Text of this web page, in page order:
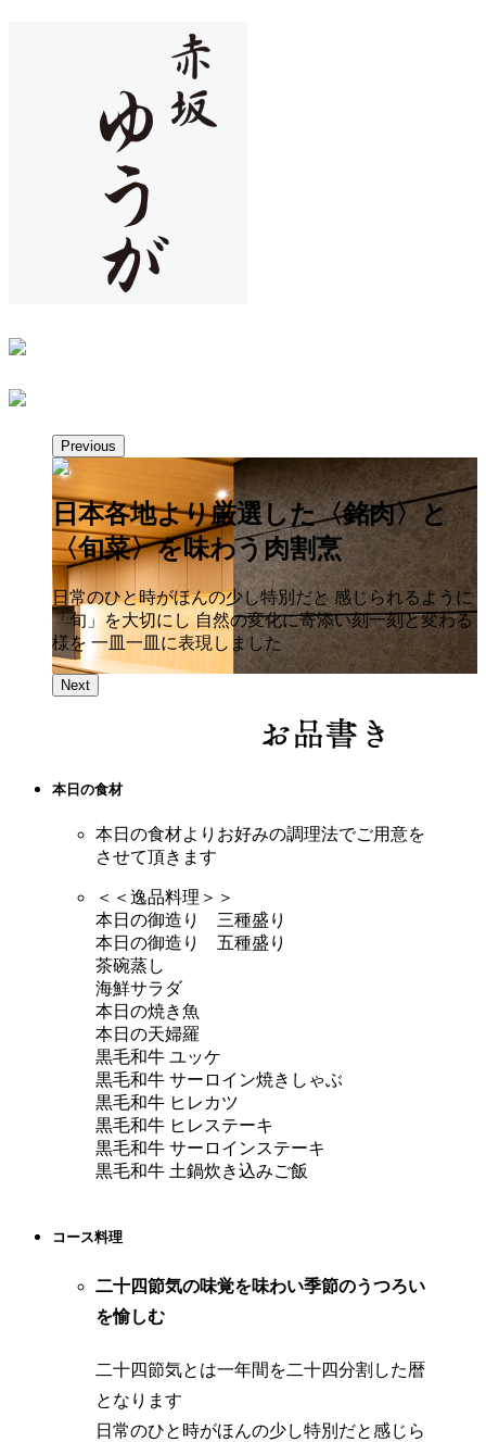
Previous
日本各地より厳選した〈銘肉〉と
〈旬菜〉を味わう肉割烹
日常のひと時がほんの少し特別だと 感じられるように
「旬」を大切にし 自然の変化に寄添い刻一刻と変わる
様を 一皿一皿に表現しました
Next
本日の食材
本日の食材よりお好みの調理法でご用意を
させて頂きます
＜＜逸品料理＞＞
本日の御造り 三種盛り
本日の御造り 五種盛り
茶碗蒸し
海鮮サラダ
本日の焼き魚
本日の天婦羅
黒毛和牛 ユッケ
黒毛和牛 サーロイン焼きしゃぶ
黒毛和牛 ヒレカツ
黒毛和牛 ヒレステーキ
黒毛和牛 サーロインステーキ
黒毛和牛 土鍋炊き込みご飯
コース料理
二十四節気の味覚を味わい季節のうつろい
を愉しむ
二十四節気とは一年間を二十四分割した暦
となります
日常のひと時がほんの少し特別だと感じら